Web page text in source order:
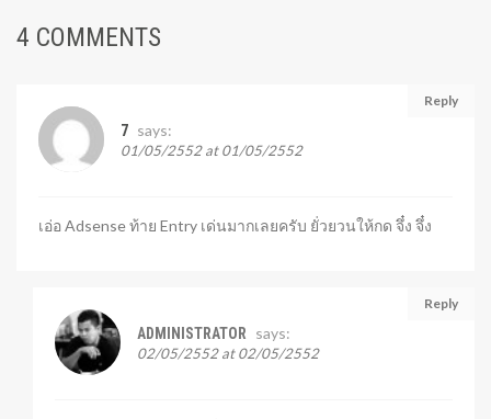
4 COMMENTS
Reply
7 says:
01/05/2552 at 01/05/2552
เอ่อ Adsense ท้าย Entry เด่นมากเลยครับ ยั่วยวนให้กด จึ๋ง จึ๋ง
Reply
ADMINISTRATOR says:
02/05/2552 at 02/05/2552